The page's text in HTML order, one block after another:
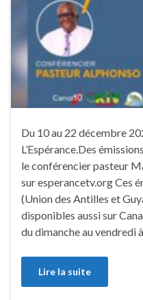
Du 10 au 22 décembre
L’Espérance.Des
le conférencier pasteur
sur esperancetv.org Ces
(Union des Antilles et
disponibles aussi sur
du dimanche au vendredi
Lire la suite